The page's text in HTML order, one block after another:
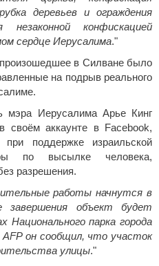
деревьев и ограждения
конфискацией
сердце Иерусалима."
произошедшее в Силване было
на подрыв реального
мэра Иерусалима Арье Кинг
своём аккаунте в Facebook,
поддержке израильской
по высылке человека,
разрешения.
работы начнутся в
завершения объект будет
Национального парка города
AFP он сообщил, что участок
улицы."